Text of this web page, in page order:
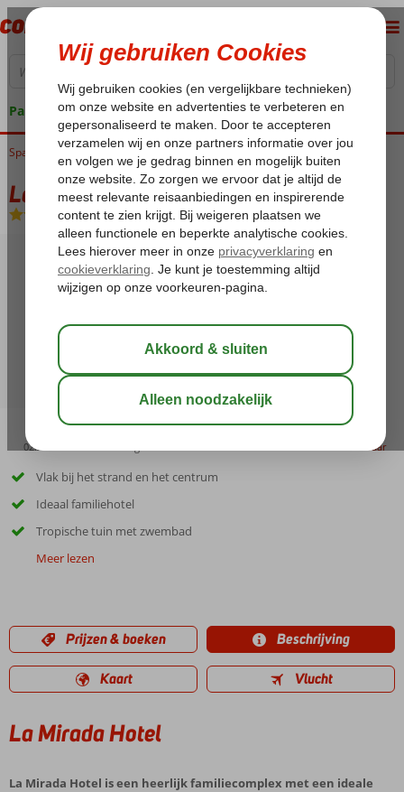
Pakketgarantie
Home
Spanje Balearen Mallorca Cala d'Or La Mirada Hotel
La Mirada Hotel
All Inclusive- Hotel
02:30 bewaar
Vlak bij het strand en het centrum
Ideaal familiehotel
Tropische tuin met zwembad
Meer lezen
Prijzen & boeken Beschrijving
Kaart Vlucht
La Mirada Hotel
La Mirada Hotel is een heerlijk familiecomplex met een ideale